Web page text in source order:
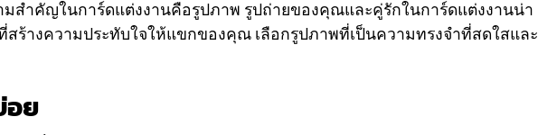
สำคัญในการ์ดแต่งงานคือรูปภาพ รูปถ่ายของคุณและคู่รักในการ์ดแต่งงานน่า
สร้างความประทับใจให้แขกของคุณ เลือกรูปภาพที่เป็นความทรงจำที่สดใสและ
ย